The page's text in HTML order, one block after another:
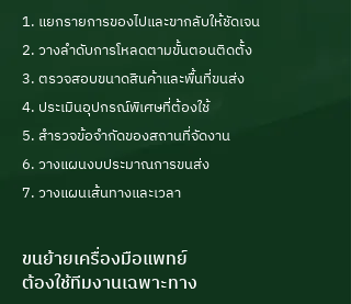
1. แยกรายการของไปและขากลับให้ชัดเจน
2. วางลำดับการโหลดตามขั้นตอนติดตั้ง
3. ตรวจสอบขนาดสินค้าและพื้นที่ขนส่ง
4. ประเมินอุปกรณ์พิเศษที่ต้องใช้
5. สำรวจข้อจำกัดของสถานที่จัดงาน
6. วางแผนงบประมาณการขนส่ง
7. วางแผนเส้นทางและเวลา
ขนย้ายเครื่องมือแพทย์
ต้องใช้ทีมงานเฉพาะทาง